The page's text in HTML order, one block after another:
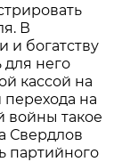
В
и богатству
него
кассой на
на
войны такое
Свердлов
партийного